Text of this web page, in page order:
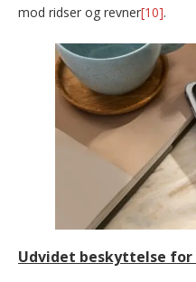
mod ridser og revner[10].
Udvidet beskyttelse